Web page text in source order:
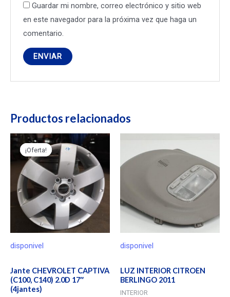
Guardar mi nombre, correo electrónico y sitio web
en este navegador para la próxima vez que haga un
comentario.
Productos relacionados
¡Oferta!
disponivel
¡Oferta!
Jante CHEVROLET CAPTIVA
(C100, C140) 2.0D 17″
(4jantes)
disponivel
LUZ INTERIOR CITROEN
BERLINGO 2011
INTERIOR